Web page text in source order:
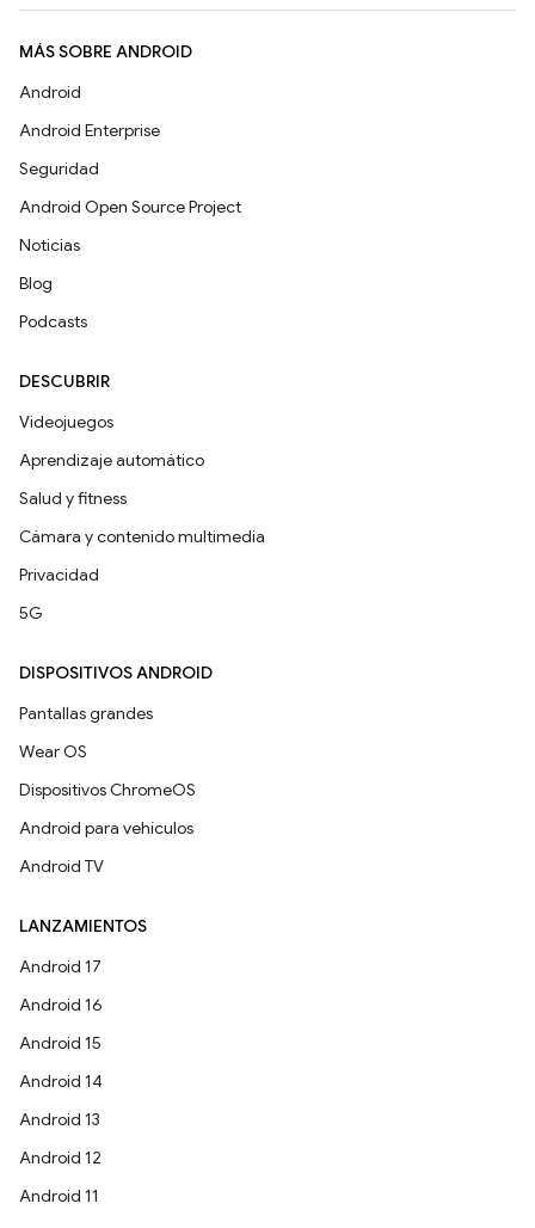
MÁS SOBRE ANDROID
Android
Android Enterprise
Seguridad
Android Open Source Project
Noticias
Blog
Podcasts
DESCUBRIR
Videojuegos
Aprendizaje automático
Salud y fitness
Cámara y contenido multimedia
Privacidad
5G
DISPOSITIVOS ANDROID
Pantallas grandes
Wear OS
Dispositivos ChromeOS
Android para vehículos
Android TV
LANZAMIENTOS
Android 17
Android 16
Android 15
Android 14
Android 13
Android 12
Android 11